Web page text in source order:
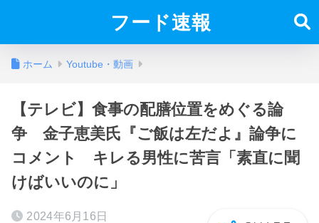
フード速報
ホーム Youtube・動画
【テレビ】食事の配膳位置をめぐる論
争 金子恵美氏『ご飯は左だよ』論争に
コメント キレる男性に苦言「素直に聞
けばいいのに」
2024年6月16日